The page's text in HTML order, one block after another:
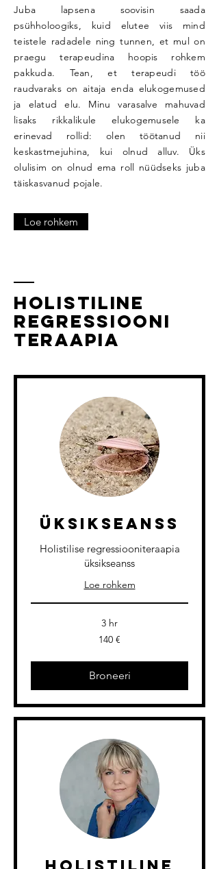
Juba lapsena soovisin saada
psühholoogiks, kuid elutee viis mind
teistele radadele ning tunnen, et mul on
praegu terapeudina hoopis rohkem
pakkuda. Tean, et terapeudi töö
raudvaraks on aitaja enda elukogemused
ja elatud elu. Minu varasalve mahuvad
lisaks rikkalikule elukogemusele ka
erinevad rollid: olen töötanud nii
keskastmejuhina, kui olnud alluv. Üks
olulisim on olnud ema roll nüüdseks juba
täiskasvanud pojale.
Loe rohkem
Holistiline
regressiooni
teraapia
Üksikseanss
Holistilise regressiooniteraapia
üksikseanss
Loe rohkem
3 hr
140 €
Broneeri